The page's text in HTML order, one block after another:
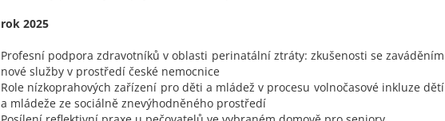
rok 2025
Profesní podpora zdravotníků v oblasti perinatální ztráty: zkušenosti se zaváděním
nové služby v prostředí české nemocnice
Role nízkoprahových zařízení pro děti a mládež v procesu volnočasové inkluze dětí
a mládeže ze sociálně znevýhodněného prostředí